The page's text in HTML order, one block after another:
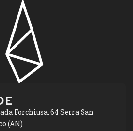
Forchiusa, 64 Serra San
(AN)